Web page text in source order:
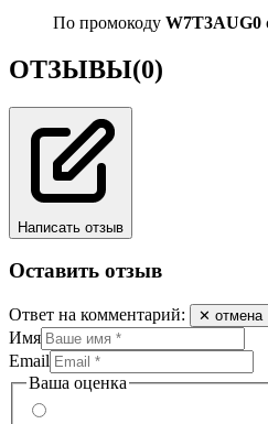
По промокоду W7T3AUG0
ОТЗЫВЫ(0)
Написать отзыв
Оставить отзыв
Ответ на комментарий: ✕ отмена
Имя
Email
Ваша оценка